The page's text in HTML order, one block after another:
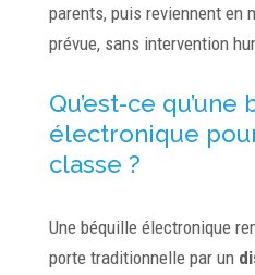
parents, puis reviennent en
prévue, sans intervention
Qu’est-ce
électronique
classe ?
Une béquille électronique
porte traditionnelle par un